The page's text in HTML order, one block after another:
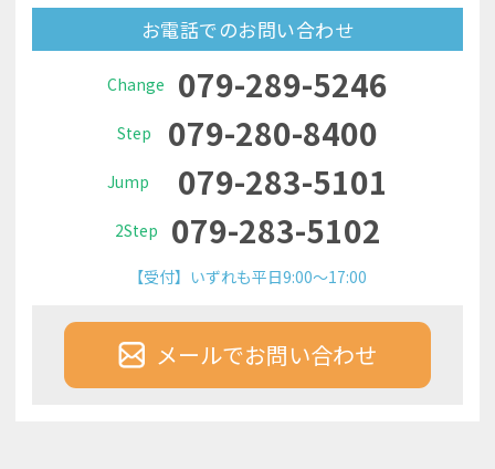
お電話でのお問い合わせ
Change 079-289-5246
Step 079-280-8400
Jump 079-283-5101
2Step 079-283-5102
【受付】いずれも平日9:00～17:00
メールでお問い合わせ